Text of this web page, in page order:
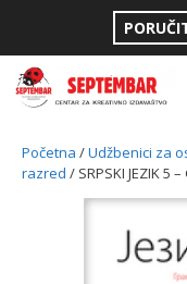
content
Početna /Udžbenici za
razred / SRPSKI JEZIK 5